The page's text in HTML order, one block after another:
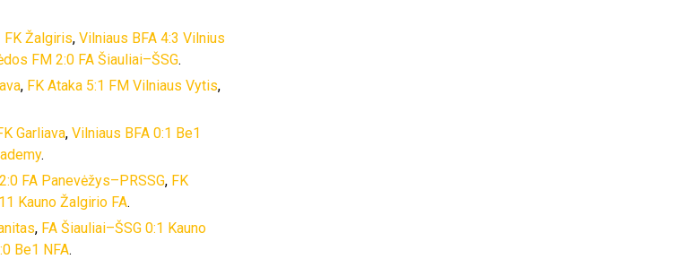
FK Žalgiris, Vilniaus BFA 4:3 Vilnius
FM 2:0 FA Šiauliai–ŠSG.
, FK Ataka 5:1 FM Vilniaus Vytis,
Garliava, Vilniaus BFA 0:1 Be1
.
FA Panevėžys–PRSSG, FK
Kauno Žalgirio FA.
, FA Šiauliai–ŠSG 0:1 Kauno
Be1 NFA.